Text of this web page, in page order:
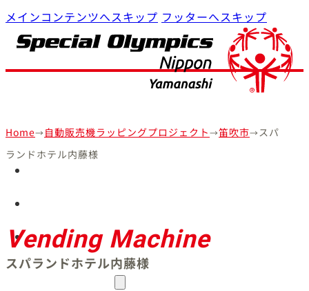
メインコンテンツへスキップ フッターへスキップ
SON・山梨について
参加・支援
Home→自動販売機ラッピングプロジェクト→笛吹市→スパ
ランドホテル内藤様
Vending Machine
スパランドホテル内藤様